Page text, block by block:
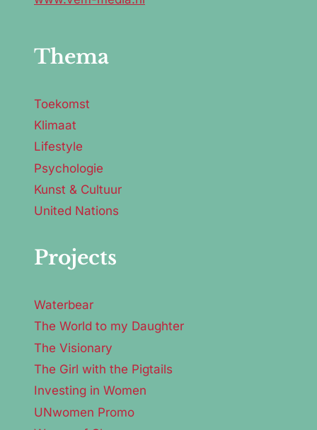
Thema
Toekomst
Klimaat
Lifestyle
Psychologie
Kunst & Cultuur
United Nations
Projects
Waterbear
The World to my Daughter
The Visionary
The Girl with the Pigtails
Investing in Women
UNwomen Promo